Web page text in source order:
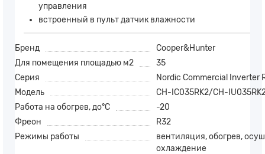
управления
встроенный в пульт датчик влажности
Бренд
Cooper&Hunter
Для помещения площадью м2
35
Серия
Nordic Commercial Inverter
Модель
CH-IC035RK2/CH-
Работа на обогрев, до°С
-20
Фреон
R32
Режимы работы
вентиляция, обогрев,
охлаждение